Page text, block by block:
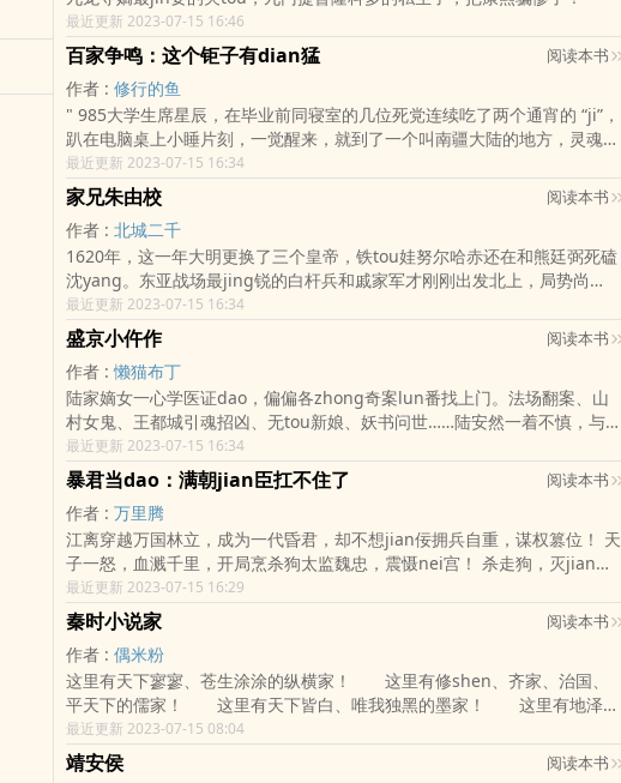
啥玩意？宝珠jiao喝一声：“关门！放猪咬他丫的。”某ri已经死当上皇帝的爹
回来了，瞧见自己温柔贤惠的媳妇抡着扫把，jiao俏可ai的大闺女磨刀赫
赫，聪明伶俐的儿子琢磨着放泻药还是耗子药，从未谋面的小闺女扛着大铁
锤：“胡说，我爹早死了，你丫的冒充谁不好，非要冒充我那死鬼爹？”
最近更新 2023-07-15 16:46
百家争鸣：这个钜子有dian猛 阅读本书
作者 : 修行的鱼
" 985大学生席星辰，在毕业前同寝室的几位死党连续吃了两个通宵的 “ji”，
趴在电脑桌上小睡片刻，一觉醒来，就到了一个叫南疆大陆的地方，灵魂更
是附着在了一位因杀人而畏罪投河自尽的墨家弟子shen上。 墨者有法：杀
人者死，伤人者刑。重生后席星辰还没来得及好好享受人生，就不得不面对
墨家戒律堂十位长老提审。 为了活命，席星辰决定用前世学过的法律，结
合这一世的墨家家法，忽悠一群思想被禁锢了几千年的老顽固，为自己找条
活路，于是一段由改造墨家开始，jin而改变世界格局的传奇之旅就此展
开。"
最近更新 2023-07-15 16:34
家兄朱由校 阅读本书
作者 : 北城二千
1620年，这一年大明更换了三个皇帝，铁tou娃努尔哈赤还在和熊廷弼死磕
沈yang。东亚战场最jing锐的白杆兵和戚家军才刚刚出发北上，局势尚
好。卢象升埋tou苦读，孙传ting还是小小知县。大小曹寂寂无名，东林党
尚未变质。只是nei朝党争再启，外朝西南土司将叛。父亲朱常洛初登大
宝，兄长朱由校无心帝位。一声哀嚎，天子驾崩，妇人歹毒。要改天下命
运，当从移宫案起……皇太极：“我大清远胜大明！”朱由检：“说完了？来
人，放炮！”本书又名《扶弟魔朱由校》《陛下guanguan你弟弟吧》《大
明一朝就养了你们这些臭丘八吗》《你们这些腐儒也配提刀nongbang》
最近更新 2023-07-15 16:34
盛京小仵作 阅读本书
作者 :懒猫布丁
陆家嫡女一心学医证dao，偏偏各zhong奇案lun番找上门。法场翻案、山
村女鬼、王都城引魂招凶、无tou新娘、妖书问世……陆安然一着不慎，与死
人结缘。 至此——离经易dao，素手执刀，
最近更新 2023-07-15 16:34
暴君当dao：满朝jian臣扛不住了 阅读本书
作者 : 万里腾
江离穿越万国林立，成为一代昏君，却不想jian佞拥兵自重，谋权篡位！ 天
子一怒，血溅千里，开局烹杀狗太监魏忠，震慑nei宫！ 杀走狗，灭jian
佞，车裂冠军侯！/> 从此昏君不再昏庸，剑锋直指，君临天下！ 收燕国十
六州，平西疆、蛮匈、金国，开启丝绸之路、科举兴国...... 数年后，江离一
统十国，筑长城以镇九州龙脉！ 群山绝巅，傲然而立！ “朕将shen化真
龙，佑我帝国永世不衰！此誓，ri月为证，天地共鉴，仙魔鬼神共听之！”
王权长路漫漫，且看江离如何shen拥王权、美人，横扫天下，登临世间绝
巅！
最近更新 2023-07-15 16:29
秦时小说家 阅读本书
作者 : 偶米粉
这里有天下寥寥、苍生涂涂的纵横家！ 这里有修shen、齐家、治国、
平天下的儒家！ 这里有天下皆白、唯我独黑的墨家！ 这里有地泽万
物、神农不死的农家！ 这里有其疾如风、其徐如林的兵家！
…… 当然，这里也有我们亘古不衰的小说家！
最近更新 2023-07-15 08:04
靖安侯 阅读本书